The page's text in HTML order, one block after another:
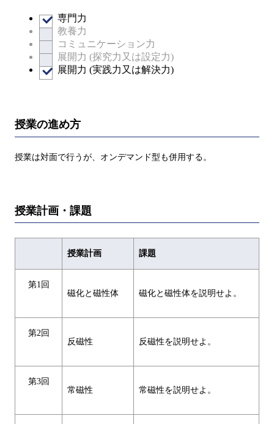
専門力
教養力
コミュニケーション力
展開力 (探究力又は設定力)
展開力 (実践力又は解決力)
授業の進め方
授業は対面で行うが、オンデマンド型も併用する。
授業計画・課題
授業計画 課題
第1回
磁化と磁性体
磁化と磁性体を説明せよ。
第2回
反磁性
反磁性を説明せよ。
第3回
常磁性
常磁性を説明せよ。